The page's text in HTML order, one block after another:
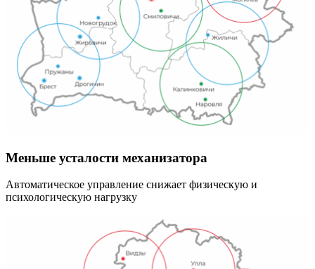
Меньше усталости механизатора
Автоматическое управление снижает физическую и
психологическую нагрузку